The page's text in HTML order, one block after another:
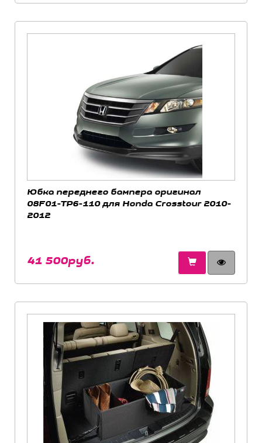
Юбка переднего бампера оригинал
08F01-TP6-110 для Honda Crosstour 2010-
2012
41 500руб.